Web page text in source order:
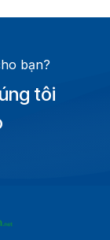
bạn?
tôi